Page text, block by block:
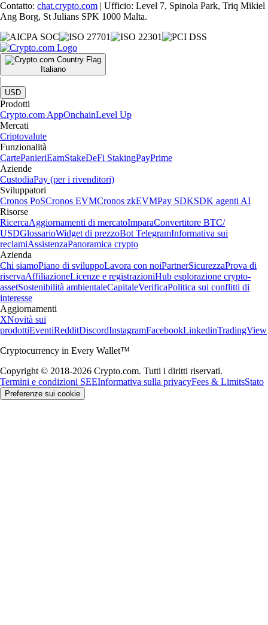
Contatto: chat.crypto.com | Ufficio: Level 7, Spinola Park, Triq Mikiel
Ang Borg, St Julians SPK 1000 Malta.
Italiano
|
USD
Prodotti
Crypto.com AppOnchainLevel Up
Mercati
Criptovalute
Funzionalità
CartePanieriEarnStakeDeFi StakingPayPrime
Aziende
CustodiaPay (per i rivenditori)
Sviluppatori
Cronos PoSCronos EVMCronos zkEVMPay SDKSDK agenti AI
Risorse
RicercaAggiornamenti di mercatoImparaConvertitore BTC/
USDGlossarioWidget di prezzoBot TelegramInformativa sui
reclamiAssistenzaPanoramica crypto
Azienda
Chi siamoPiano di sviluppoLavora con noiPartnerSicurezzaProva di
riservaAffiliazioneLicenze e registrazioniHub esplorazione crypto-
assetSostenibilità ambientaleCapitaleVerificaPolitica sui conflitti di
interesse
Aggiornamenti
XNovità sui
prodottiEventiRedditDiscordInstagramFacebookLinkedinTradingView
Cryptocurrency in Every Wallet™
Copyright © 2018-2026 Crypto.com. Tutti i diritti riservati.
Termini e condizioni SEEInformativa sulla privacyFees & LimitsStato
Preferenze sui cookie